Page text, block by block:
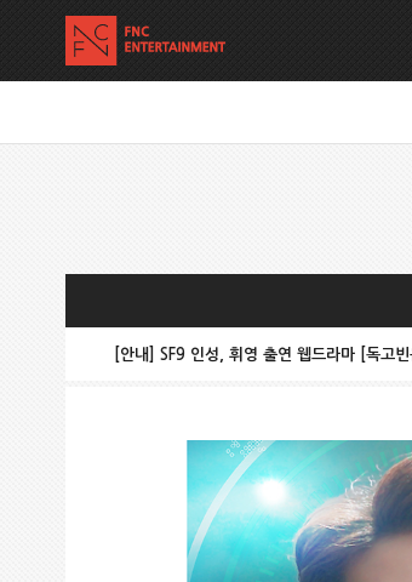
[안내] SF9 인성, 휘영 출연 웹드라마 [독고